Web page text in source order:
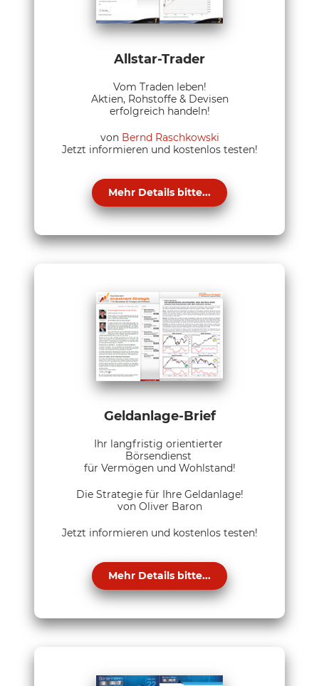
Allstar-Trader
Vom Traden leben!
Aktien, Rohstoffe & Devisen
erfolgreich handeln!
von Bernd Raschkowski
Jetzt informieren und kostenlos testen!
Mehr Details bitte...
Geldanlage-Brief
Ihr langfristig orientierter
Börsendienst
für Vermögen und Wohlstand!
Die Strategie für Ihre Geldanlage!
von Oliver Baron
Jetzt informieren und kostenlos testen!
Mehr Details bitte...